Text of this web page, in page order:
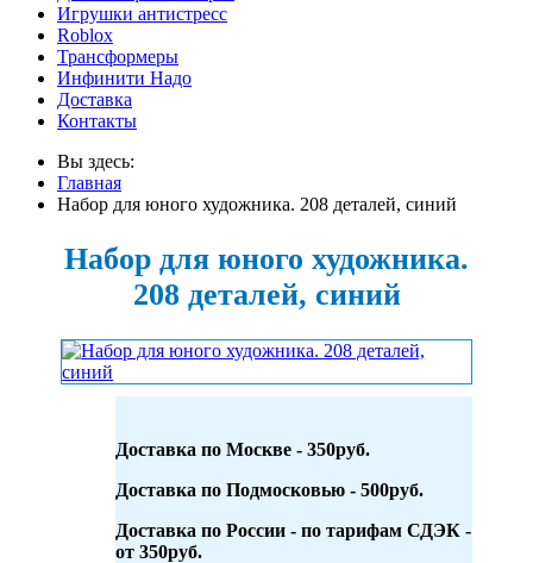
Игрушки антистресс
Roblox
Трансформеры
Инфинити Надо
Доставка
Контакты
Вы здесь:
Главная
Набор для юного художника. 208 деталей, синий
Набор для юного художника.
208 деталей, синий
Доставка по Москве - 350руб.
Доставка по Подмосковью - 500руб.
Доставка по России - по тарифам СДЭК -
от 350руб.